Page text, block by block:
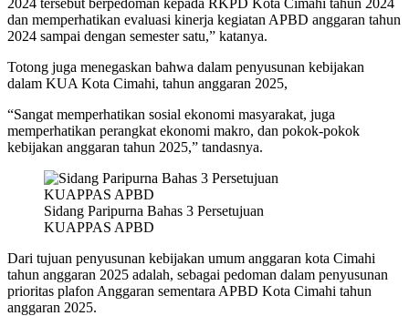
dan memperhatikan evaluasi kinerja kegiatan APBD anggaran tahun
2024 sampai dengan semester satu,” katanya.
Totong juga menegaskan bahwa dalam penyusunan kebijakan
dalam KUA Kota Cimahi, tahun anggaran 2025,
“Sangat memperhatikan sosial ekonomi masyarakat, juga
memperhatikan perangkat ekonomi makro, dan pokok-pokok
kebijakan anggaran tahun 2025,” tandasnya.
Sidang Paripurna Bahas 3 Persetujuan
KUAPPAS APBD
Dari tujuan penyusunan kebijakan umum anggaran kota Cimahi
tahun anggaran 2025 adalah, sebagai pedoman dalam penyusunan
prioritas plafon Anggaran sementara APBD Kota Cimahi tahun
anggaran 2025.